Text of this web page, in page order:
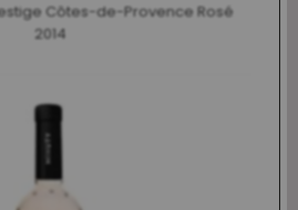
Côtes-de-Provence Rosé
2014